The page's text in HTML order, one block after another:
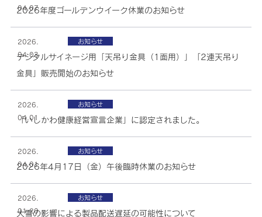
04.07
2026年度ゴールデンウイーク休業のお知らせ
2026.
04.03
お知らせ
デジタルサイネージ用「天吊り金具（1面用）」「2連天吊り
金具」販売開始のお知らせ
2026.
04.01
お知らせ
「いしかわ健康経営宣言企業」に認定されました。
2026.
04.01
お知らせ
2026年4月17日（金）午後臨時休業のお知らせ
2026.
01.20
お知らせ
大雪の影響による製品配送遅延の可能性について